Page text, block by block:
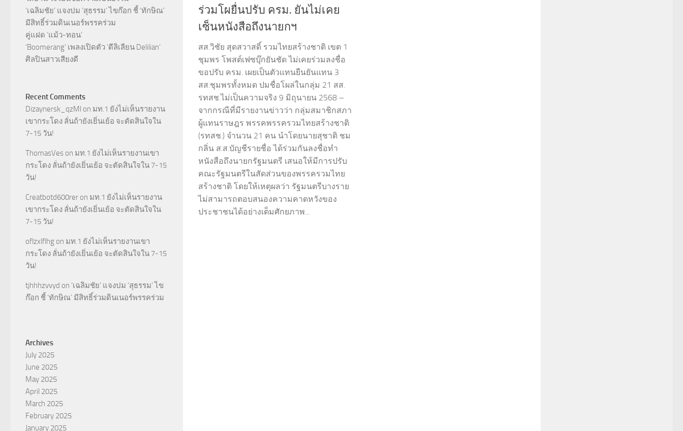
ร่วมโผยื่นปรับ ครม. ยันไม่เคย
เซ็นหนังสือถึงนายกฯ
สส.วิชัย สุดสวาสดิ์ รวมไทยสร้างชาติ เขต 1
ชุมพร โพสต์เฟซบุ๊กยันชัด ไม่เคยร่วมลงชื่อ
ขอปรับ ครม. เผยเป็นตัวแทนยืนยันแทน 3
สส.ชุมพรทั้งหมด ปมชื่อโผล่ในกลุ่ม 21 สส.
รทสช.ไม่เป็นความจริง 9 มิถุนายน 2568 –
จากกรณีที่มีรายงานข่าวว่า กลุ่มสมาชิกสภา
ผู้แทนราษฎร พรรคพรรครวมไทยสร้างชาติ
(รทสช.) จำนวน 21 คน นำโดยนายสุชาติ ชม
กลิ่น ส.ส.บัญชีรายชื่อ ได้ร่วมกันลงชื่อทำ
หนังสือถึงนายกรัฐมนตรี เสนอให้มีการปรับ
คณะรัฐมนตรีในสัดส่วนของพรรครวมไทย
สร้างชาติ โดยให้เหตุผลว่า รัฐมนตรีบางราย
ไม่สามารถตอบสนองความคาดหวังของ
ประชาชนได้อย่างเต็มศักยภาพ...
‘เฉลิมชัย’ แจงปม ‘สุธรรม’ ไขก๊อก ชี้ ‘ทักษิณ’
มีสิทธิ์ร่วมดินเนอร์พรรคร่วม
คู่แฝด ‘แม้ว-ทอน’
‘Boomerang’ เพลงเปิดตัว ‘ดีลิเลียน Delilian’
ศิลปินสาวเสียงดี
Recent Comments
Dizaynersk_qzMl on มท.1 ยังไม่เห็นรายงาน
เขากระโดง ลั่นถ้ายังเยิ่นเย้อ จะตัดสินใจใน
7-15 วัน!
ThomasVes on มท.1 ยังไม่เห็นรายงานเขา
กระโดง ลั่นถ้ายังเยิ่นเย้อ จะตัดสินใจใน 7-15
วัน!
Creatbotd600rer on มท.1 ยังไม่เห็นรายงาน
เขากระโดง ลั่นถ้ายังเยิ่นเย้อ จะตัดสินใจใน
7-15 วัน!
oflzxlflhg on มท.1 ยังไม่เห็นรายงานเขา
กระโดง ลั่นถ้ายังเยิ่นเย้อ จะตัดสินใจใน 7-15
วัน!
tjhhhzvvyd on ‘เฉลิมชัย’ แจงปม ‘สุธรรม’ ไข
ก๊อก ชี้ ‘ทักษิณ’ มีสิทธิ์ร่วมดินเนอร์พรรคร่วม
Archives
July 2025
June 2025
May 2025
April 2025
March 2025
February 2025
January 2025